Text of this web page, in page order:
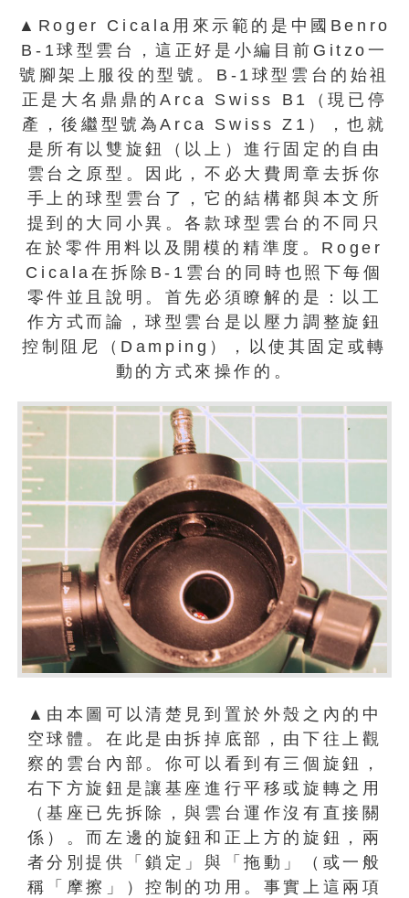
▲Roger Cicala用來示範的是中國Benro
B-1球型雲台，這正好是小編目前Gitzo一
號腳架上服役的型號。B-1球型雲台的始祖
正是大名鼎鼎的Arca Swiss B1（現已停
產，後繼型號為Arca Swiss Z1），也就
是所有以雙旋鈕（以上）進行固定的自由
雲台之原型。因此，不必大費周章去拆你
手上的球型雲台了，它的結構都與本文所
提到的大同小異。各款球型雲台的不同只
在於零件用料以及開模的精準度。Roger
Cicala在拆除B-1雲台的同時也照下每個
零件並且說明。首先必須瞭解的是：以工
作方式而論，球型雲台是以壓力調整旋鈕
控制阻尼（Damping），以使其固定或轉
動的方式來操作的。
▲由本圖可以清楚見到置於外殼之內的中
空球體。在此是由拆掉底部，由下往上觀
察的雲台內部。你可以看到有三個旋鈕，
右下方旋鈕是讓基座進行平移或旋轉之用
（基座已先拆除，與雲台運作沒有直接關
係）。而左邊的旋鈕和正上方的旋鈕，兩
者分別提供「鎖定」與「拖動」（或一般
稱「摩擦」）控制的功用。事實上這兩項